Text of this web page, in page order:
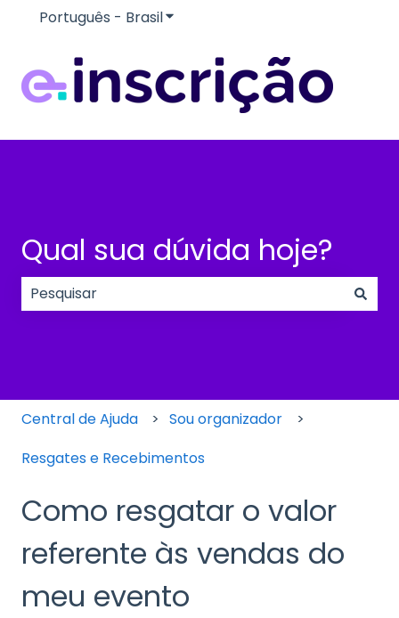
Português - BrasilMostrar submenu para traduções
Qual sua dúvida hoje?
Central de Ajuda
Sou organizador
Resgates e Recebimentos
Como resgatar o valor
referente às vendas do
meu evento